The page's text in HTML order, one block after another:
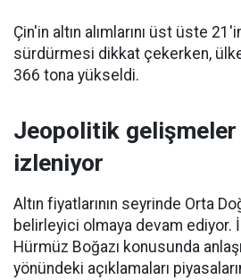
Çin'in altın alımlarını üst üste
sürdürmesi dikkat çekerken,
366 tona yükseldi.
Jeopolitik gelişmeler
izleniyor
Altın fiyatlarının seyrinde Orta
belirleyici olmaya devam ediyor.
Hürmüz Boğazı konusunda
yönündeki açıklamaları